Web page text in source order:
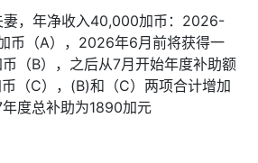
妻，年净收入40,000加币：2026-
币（A），2026年6月前将获得一
（B），之后从7月开始年度补助额
（C），(B)和（C）两项合计增加
度总补助为1890加元